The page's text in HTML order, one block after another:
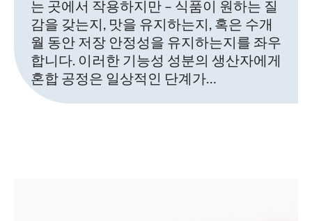
는 곳에서 작용하지만 – 식품이 원하는 질
감을 갖는지, 맛을 유지하는지, 혹은 수개
월 동안 저장 안정성을 유지하는지를 좌우
합니다. 이러한 기능성 성분의 생산자에게
혼합 공정은 일상적인 단계가…